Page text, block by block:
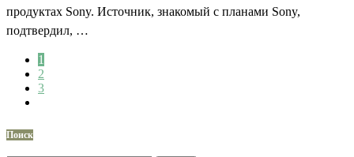
продуктах Sony. Источник, знакомый с планами Sony,
подтвердил, …
1
2
3
Поиск